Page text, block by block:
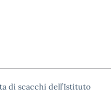
di scacchi dell’Istituto